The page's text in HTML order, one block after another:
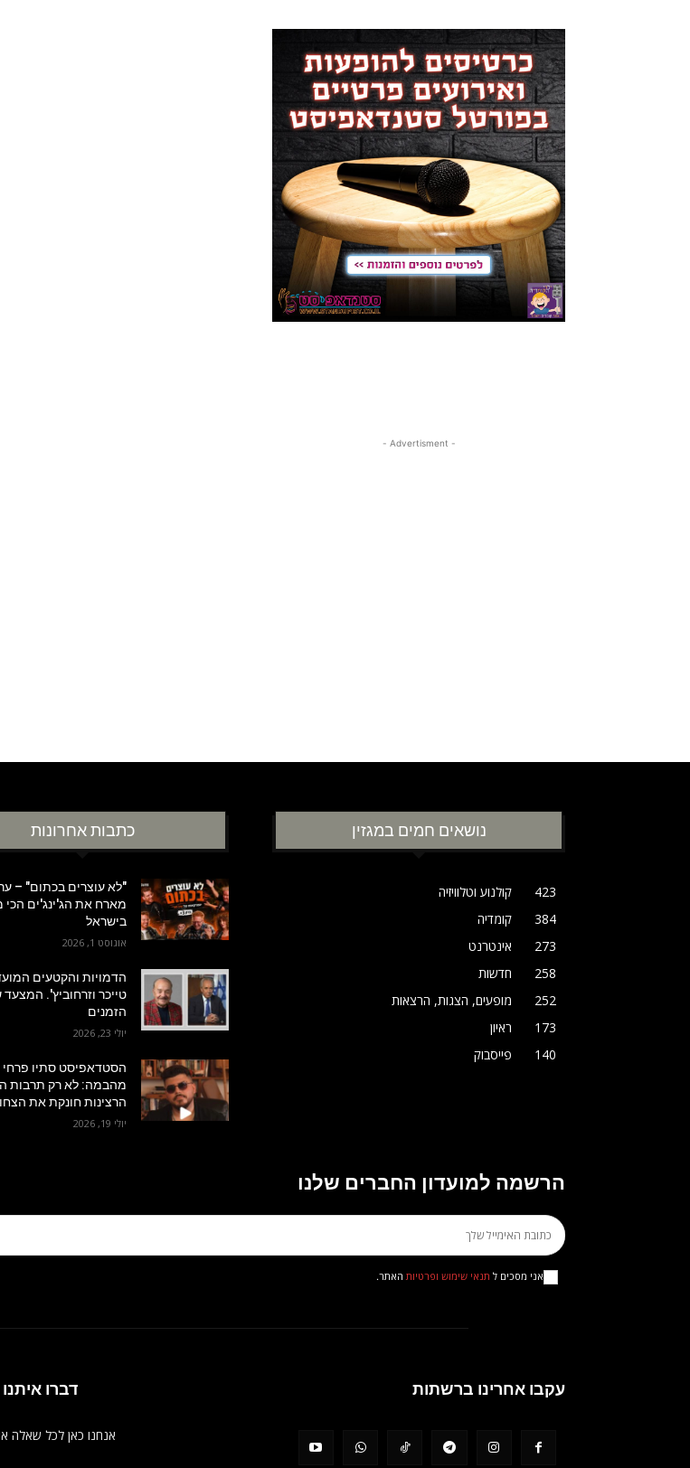
- Advertisment -
כתבות אחרונות
"לא עוצרים בכתום" –
מארח את הג'ינג'ים הכי
בישראל
אוגוסט 1, 2026
הדמויות והקטעים
טייכר וזרחוביץ'.
הזמנים
יולי 23, 2026
הסטדאפיסט סתיו פרחי
מהבמה: לא רק תרבות
הרצינות חונקת את
יולי 19, 2026
נושאים חמים במגזין
קולנוע וטלוויזיה
423
קומדיה
384
אינטרנט
273
חדשות
258
מופעים, הצגות, הרצאות
252
ראיון
173
פייסבוק
140
הרשמה למועדון החברים שלנו
אני מסכים ל תנאי שימוש ופרטיותהאתר.
דברו איתנו
אנחנו כאן לכל שאלה
עקבו אחרינו ברשתות